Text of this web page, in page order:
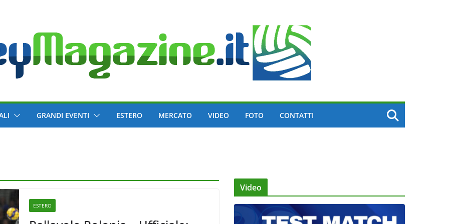
GRANDI EVENTI ESTERO MERCATO VIDEO FOTO CONTATTI
ESTERO
Video